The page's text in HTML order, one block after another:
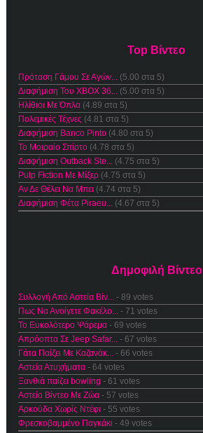
Top Βίντεο
Πρόταση Γάμου Σε Αγών...
(5.00 στα 5)
Διαφήμιση Του XBOX 36...
(5.00 στα 5)
Ηλίθιοι Με Όπλα (4.89 στα 5)
Πολεμικές Τέχνες (4.81 στα 5)
Διαφήμιση Banco Pinto (4.80 στα 5)
Το Μοιραίο Σπίρτο (4.78 στα 5)
Διαφήμιση Outback Ste...
(4.75 στα 5)
Pulp Fiction Με Μίξερ (4.75 στα 5)
Αν Δε Θέλει Να Μπει (4.74 στα 5)
Διαφήμιση Φέτα Piraeu...
(4.67 στα 5)
Δημοφιλή Βίντεο
Συλλογή Από Αστεία Βίν... - 89 votes
Πως Να Ανοίγετε Φακέλο... - 71 votes
Το Ευκολότερο Ψάρεμα - 69 votes
Απρόοπτα Σε Jeep Safar... - 67 votes
Γάτα Παίζει Με Καζανάκ... - 66 votes
Αστεία Ατυχήματα - 64 votes
Ξανθιά παίζει bowling - 61 votes
Αστείο Βίντεο Με Ζώα - 57 votes
Αρκούδα Χωρίς Ντέφι - 55 votes
Φρεσκοβαμμένο Παγκάκι - 49 votes